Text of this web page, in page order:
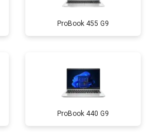
от 2600 ₽ Заказать
от 1100 ₽ Заказать
от 3500 ₽
от 3990 ₽ Заказать
ProBook 455 G9
ProBook 440 G9